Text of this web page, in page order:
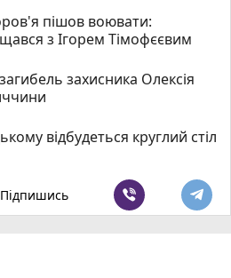
пішов воювати:
з Ігорем Тімофєєвим
захисника Олексія
відбудеться круглий стіл
Підпишись